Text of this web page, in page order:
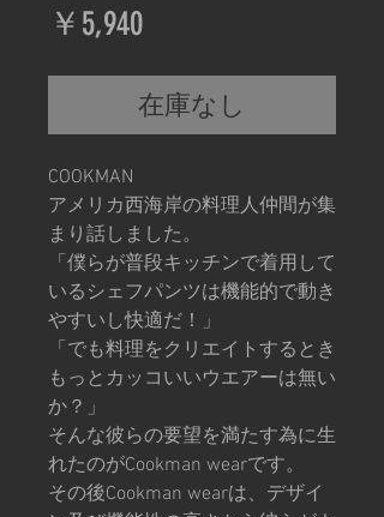
￥5,940価
格
在庫なし
COOKMAN
アメリカ西海岸の料理人仲間が集
まり話しました。
「僕らが普段キッチンで着用して
いるシェフパンツは機能的で動き
やすいし快適だ！」
「でも料理をクリエイトするとき
もっとカッコいいウエアーは無い
か？」
そんな彼らの要望を満たす為に生
れたのがCookman wearです。
その後Cookman wearは、デザイ